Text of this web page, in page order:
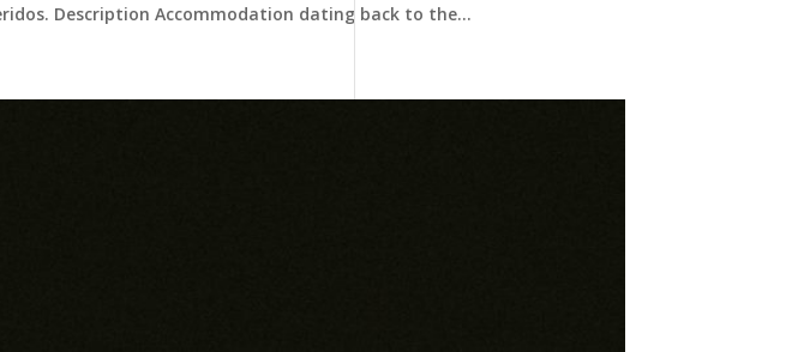
Description Accommodation dating back to the...